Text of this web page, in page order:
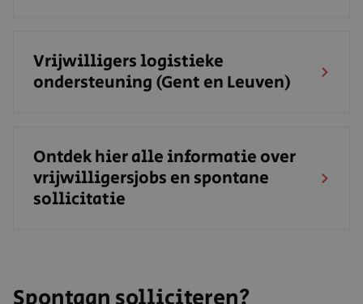
Vrijwilligers logistieke
ondersteuning (Gent en Leuven)
Ontdek hier alle informatie over
vrijwilligersjobs en spontane
sollicitatie